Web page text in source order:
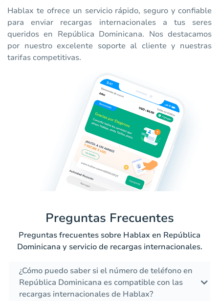
Hablax te ofrece un servicio rápido, seguro y confiable
para enviar recargas internacionales a tus seres
queridos en República Dominicana. Nos destacamos
por nuestro excelente soporte al cliente y nuestras
tarifas competitivas.
Preguntas Frecuentes
Preguntas frecuentes sobre Hablax en República
Dominicana y servicio de recargas internacionales.
¿Cómo puedo saber si el número de teléfono en
República Dominicana es compatible con las
recargas internacionales de Hablax?